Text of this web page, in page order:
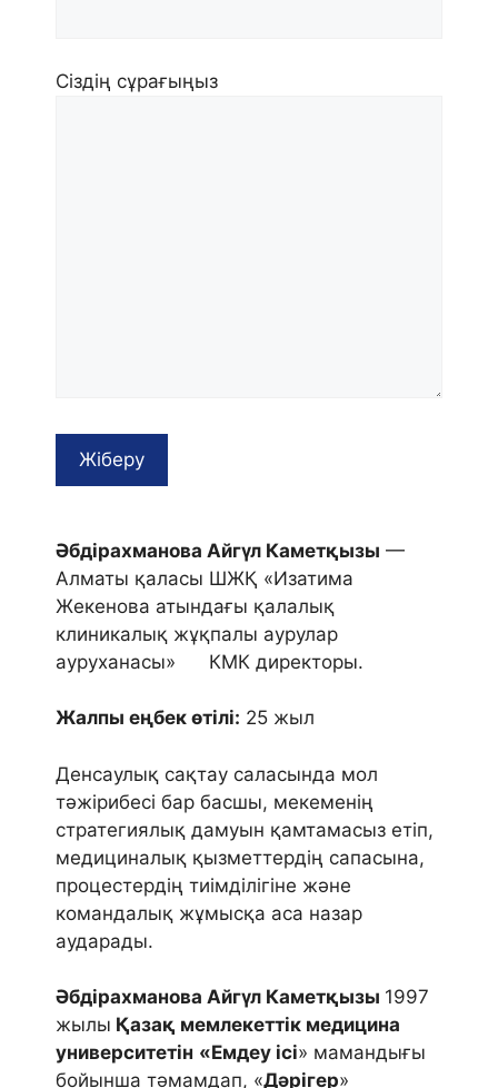
Сіздің сұрағыңыз
Әбдірахманова Айгүл Каметқызы —
Алматы қаласы ШЖҚ «Изатима
Жекенова атындағы қалалық
клиникалық жұқпалы аурулар
ауруханасы» КМК директоры.
Жалпы еңбек өтілі: 25 жыл
Денсаулық сақтау саласында мол
тәжірибесі бар басшы, мекеменің
стратегиялық дамуын қамтамасыз етіп,
медициналық қызметтердің сапасына,
процестердің тиімділігіне және
командалық жұмысқа аса назар
аударады.
Әбдірахманова Айгүл Каметқызы 1997
жылы Қазақ мемлекеттік медицина
университетін «Емдеу ісі» мамандығы
бойынша тәмамдап, «Дәрігер»